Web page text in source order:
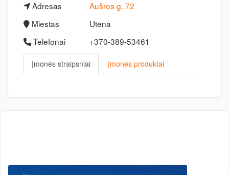
Adresas
Aušros g. 72
Miestas
Utena
Telefonai
+370-389-53461
Įmonės straipsniai Įmonės produktai